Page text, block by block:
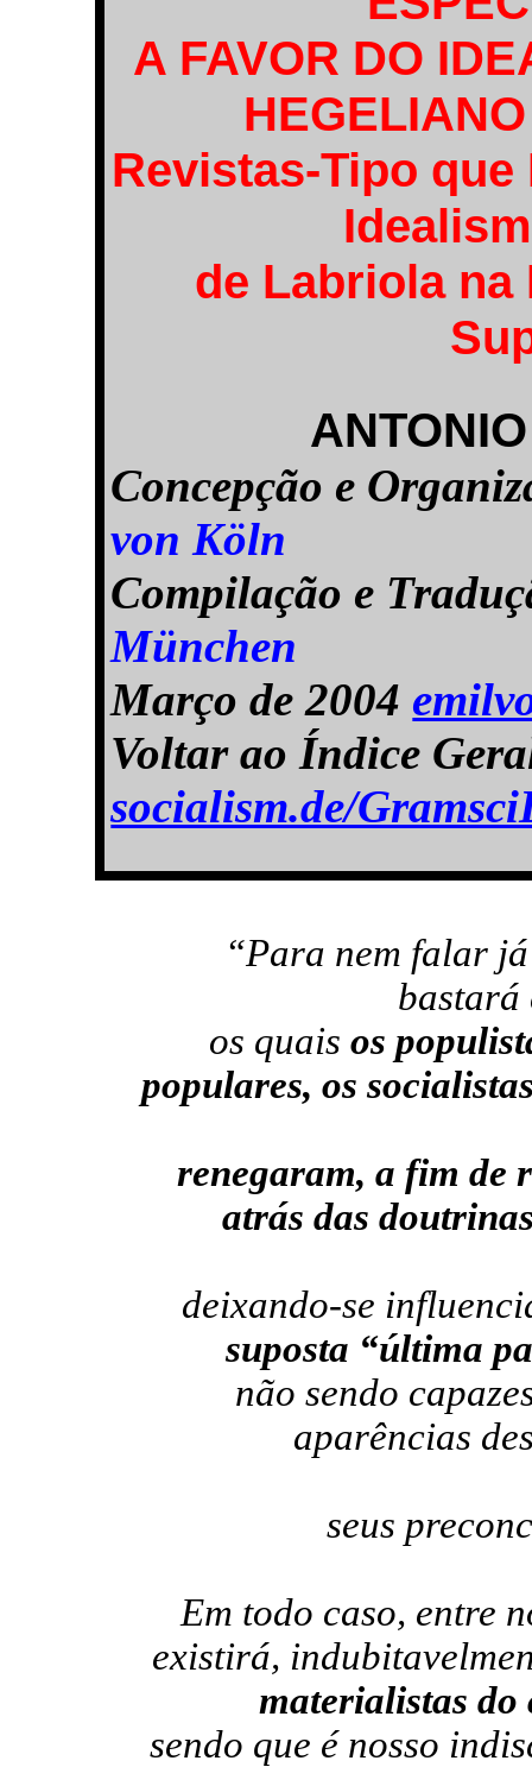
A FAVOR DO
Revistas-Tipo
de Labriola na
Concepção e
von Köln
Compilação e
München
Março de 2004
Voltar ao Índice
socialism.de/
“Para nem falar
os quais os
populares, os
renegaram, a fim de
atrás das
deixando-se
suposta “última
não sendo
aparências
seus
Em todo caso, entre
existirá,
materialistas do
sendo que é nosso